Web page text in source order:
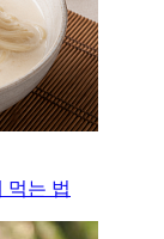
먹는 법